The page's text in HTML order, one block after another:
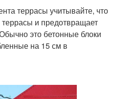
террасы учитывайте, что
и предотвращает
это бетонные блоки
на 15 см в